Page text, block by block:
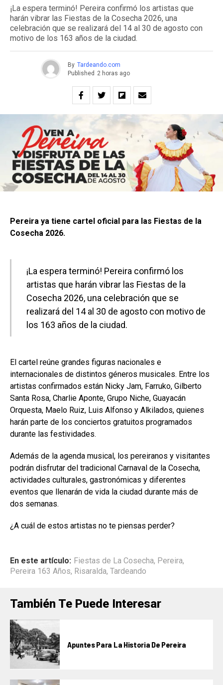
¡La espera terminó! Pereira confirmó los artistas que
harán vibrar las Fiestas de la Cosecha 2026, una
celebración que se realizará del 14 al 30 de agosto con
motivo de los 163 años de la ciudad.
By Tardeando.com
Published 2 horas ago
Pereira ya tiene cartel oficial para las Fiestas de la
Cosecha 2026.
¡La espera terminó! Pereira confirmó los
artistas que harán vibrar las Fiestas de la
Cosecha 2026, una celebración que se
realizará del 14 al 30 de agosto con motivo de
los 163 años de la ciudad.
El cartel reúne grandes figuras nacionales e
internacionales de distintos géneros musicales. Entre los
artistas confirmados están Nicky Jam, Farruko, Gilberto
Santa Rosa, Charlie Aponte, Grupo Niche, Guayacán
Orquesta, Maelo Ruiz, Luis Alfonso y Alkilados, quienes
harán parte de los conciertos gratuitos programados
durante las festividades.
Además de la agenda musical, los pereiranos y visitantes
podrán disfrutar del tradicional Carnaval de la Cosecha,
actividades culturales, gastronómicas y diferentes
eventos que llenarán de vida la ciudad durante más de
dos semanas.
¿A cuál de estos artistas no te piensas perder?
En este artículo: Fiestas de La Cosecha, Pereira,
Pereira 163 Años, Risaralda, Tardeando
También Te Puede Interesar
Apuntes Para La Historia De Pereira